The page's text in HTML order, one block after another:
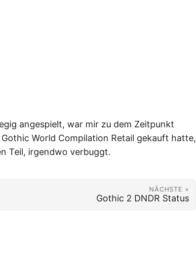
angespielt, war mir zu dem Zeitpunkt
World Compilation Retail gekauft hatte,
Teil, irgendwo verbuggt.
NÄCHSTE »
Gothic 2 DNDR Status